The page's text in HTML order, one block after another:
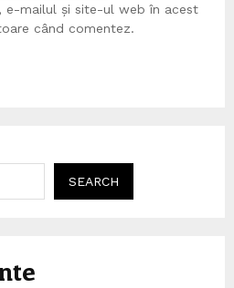
e-mailul și site-ul web în acest
când comentez.
SEARCH